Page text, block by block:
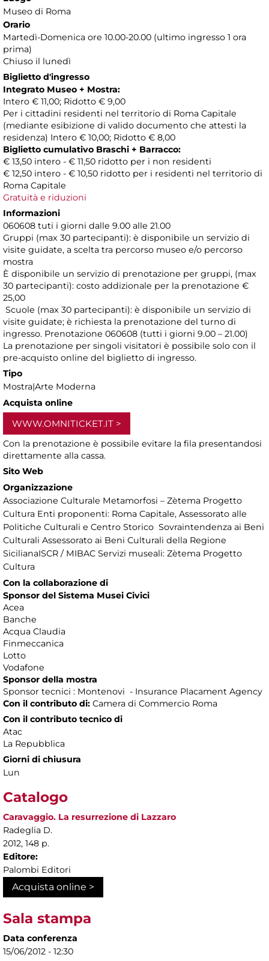
Museo di Roma
Orario
Martedì-Domenica ore 10.00-20.00 (ultimo ingresso 1 ora
prima)
Chiuso il lunedì
Biglietto d'ingresso
Integrato Museo + Mostra:
Intero € 11,00; Ridotto € 9,00
Per i cittadini residenti nel territorio di Roma Capitale
(mediante esibizione di valido documento che attesti la
residenza) Intero € 10,00; Ridotto € 8,00
Biglietto cumulativo Braschi + Barracco:
€ 13,50 intero - € 11,50 ridotto per i non residenti
€ 12,50 intero - € 10,50 ridotto per i residenti nel territorio di
Roma Capitale
Gratuità e riduzioni
Informazioni
060608 tuti i giorni dalle 9.00 alle 21.00
Gruppi (max 30 partecipanti): è disponibile un servizio di
visite guidate, a scelta tra percorso museo e/o percorso
mostra
È disponibile un servizio di prenotazione per gruppi, (max
30 partecipanti): costo addizionale per la prenotazione €
25,00
Scuole (max 30 partecipanti): è disponibile un servizio di
visite guidate; è richiesta la prenotazione del turno di
ingresso. Prenotazione 060608 (tutti i giorni 9.00 – 21.00)
La prenotazione per singoli visitatori è possibile solo con il
pre-acquisto online del biglietto di ingresso.
Tipo
Mostra|Arte Moderna
Acquista online
WWW.OMNITICKET.IT
Con la prenotazione è possibile evitare la fila presentandosi
direttamente alla cassa.
Sito Web
Organizzazione
Associazione Culturale Metamorfosi – Zètema Progetto
Cultura Enti proponenti: Roma Capitale, Assessorato alle
Politiche Culturali e Centro Storico Sovraintendenza ai Beni
Culturali Assessorato ai Beni Culturali della Regione
SicilianaISCR / MIBAC Servizi museali: Zètema Progetto
Cultura
Con la collaborazione di
Sponsor del Sistema Musei Civici
Acea
Banche
Acqua Claudia
Finmeccanica
Lotto
Vodafone
Sponsor della mostra
Sponsor tecnici : Montenovi - Insurance Placament Agency
Con il contributo di: Camera di Commercio Roma
Con il contributo tecnico di
Atac
La Repubblica
Giorni di chiusura
Lun
Catalogo
Caravaggio. La resurrezione di Lazzaro
Radeglia D.
2012, 148 p.
Editore:
Palombi Editori
Acquista online >
Sala stampa
Data conferenza
15/06/2012 - 12:30